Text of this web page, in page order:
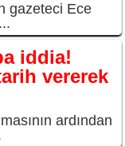
gazeteci Ece
iddia!
vererek
ardından